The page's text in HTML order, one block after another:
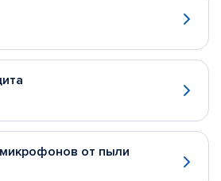
от пыли